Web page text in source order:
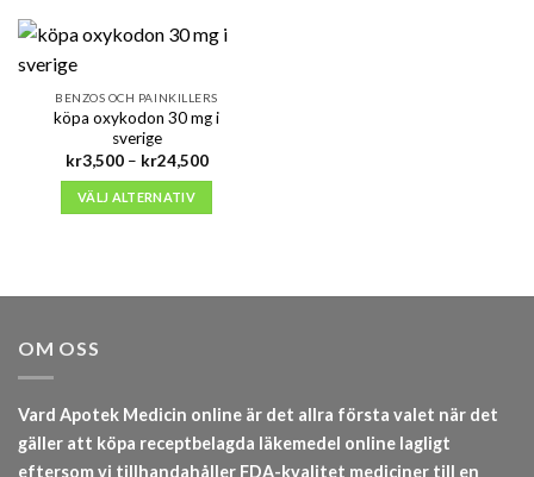
BENZOS OCH PAINKILLERS
köpa oxykodon 30 mg i
sverige
kr3,500 – kr24,500Prisintervall:
VÄLJ ALTERNATIV
OM OSS
Vard Apotek Medicin online är det allra första valet när det
gäller att köpa receptbelagda läkemedel online lagligt
eftersom vi tillhandahåller FDA-kvalitet mediciner till en